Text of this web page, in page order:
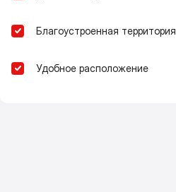
Благоустроенная территория
Удобное расположение